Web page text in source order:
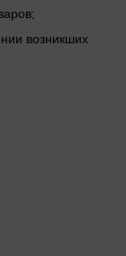
возникших